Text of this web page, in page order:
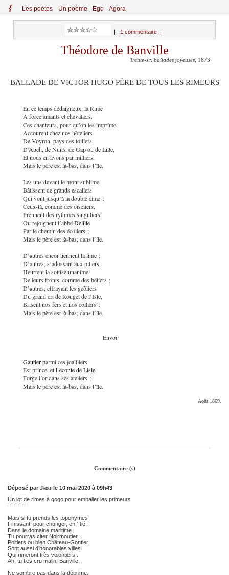
{ Les poètes Un poème Ego Agora
1 commentaire|
Théodore de Banville
Trente-six ballades joyeuses , 1873
BALLADE DE VICTOR HUGO PÈRE DE TOUS LES RIMEURS
En ce temps dédaigneux, la Rime
A force amants et chevaliers.
Ces chanteurs, pour qu’on les imprime,
Accourent chez nos hôteliers
De Voyron, pays des toiliers,
D’Auch, de Nuits, de Gap ou de Lille,
Et nous en avons par milliers,
Mais le père est là-bas, dans l’île.
Les uns devant le mont sublime
Bâtissent de grands escaliers
Qui vont jusqu’à la double cime ;
Ceux-là, comme des oiseliers,
Prennent des rythmes singuliers,
Ou rejoignent l’abbéDelille
Par le chemin des écoliers ;
Mais le père est là-bas, dans l’île.
D’autres encor tiennent la lime ;
D’autres, s’adossant aux piliers,
Heurtent la sottise unanime
De leurs fronts, comme des béliers ;
D’autres, effrayant les geôliers
Du grand cri de Rouget de l’Isle,
Brisent nos fers et nos colliers ;
Mais le père est là-bas, dans l’île.
Envoi
Gautierparmi ces joailliers
Est prince, etLeconte de Lisle
Forge l’or dans ses ateliers ;
Mais le père est là-bas, dans l’île.
Août 1869.
Commentaire (s)
Déposé par Jadis le 10 mai 2020 à 09h43
Un lot de rimes à gogo pour emballer les primeurs
----------
Mais si tu prends les toponymes
Finissant, pour changer, en ’-tié’,
Dans le domaine maritime
Tu pourras citer Noirmoutier.
Poitiers ou bien Château-Gontier
Sont aussi d’honorables villes
Qui rimeront très volontiers :
Ah, tu t’es cru malin, Banville.
Ne sombre pas dans la déprime,